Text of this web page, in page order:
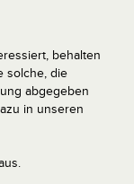
behalten
solche, die
abgegeben
in unseren